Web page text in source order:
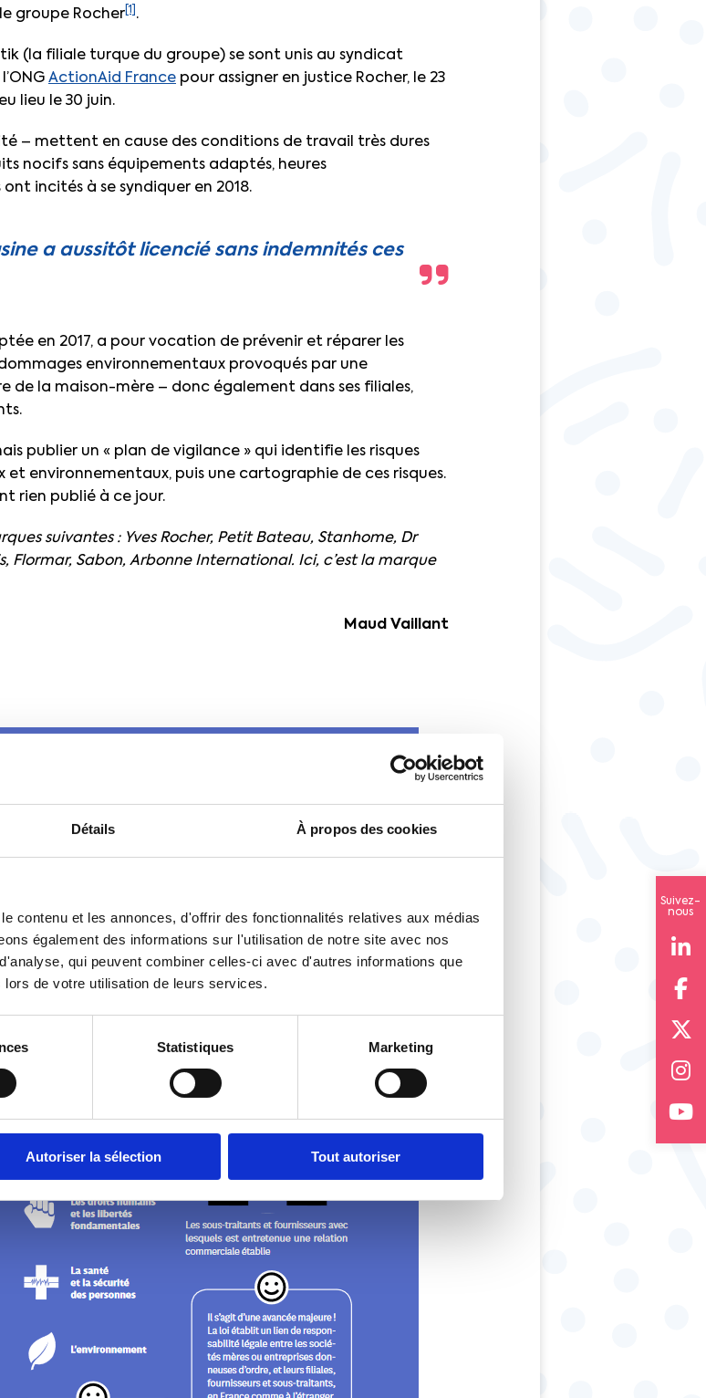
Détails À propos des cookies
contenu et les annonces, d'offrir des fonctionnalités relatives aux médias
également des informations sur l'utilisation de notre site avec nos
qui peuvent combiner celles-ci avec d'autres informations que
de votre utilisation de leurs services.
Statistiques Marketing
Autoriser la sélection Tout autoriser
Suivez-
nous
groupe Rocher [1] .
(la filiale turque du groupe) se sont unis au syndicat
ActionAid France pour assigner en justice Rocher, le 23
lieu le 30 juin.
– mettent en cause des conditions de travail très dures
nocifs sans équipements adaptés, heures
incités à se syndiquer en 2018.
a aussitôt licencié sans indemnités ces
en 2017, a pour vocation de prévenir et réparer les
environnementaux provoqués par une
la maison-mère – donc également dans ses filiales,
publier un « plan de vigilance » qui identifie les risques
environnementaux, puis une cartographie de ces risques.
rien publié à ce jour.
suivantes : Yves Rocher, Petit Bateau, Stanhome, Dr
Flormar, Sabon, Arbonne International. Ici, c’est la marque
Maud Vaillant